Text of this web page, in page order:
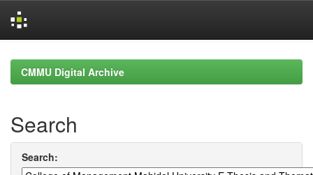
navigationCMMU Digital Archive
Search
Search: